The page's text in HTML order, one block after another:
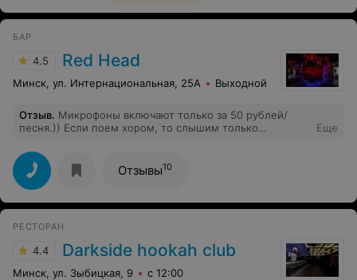
БАР
4.5 Red Head
Минск, ул. Интернациональная, 25А Выходной
Отзыв. Микрофоны включают только за 50 рублей/
песня.)) Если поем хором, то слышим только
выступающего, не хочу никого обидеть!!!
Еще
Отзывы10
РЕСТОРАН
4.4 Darkside hookah club
Минск, ул. Зыбицкая, 9 с 12:00